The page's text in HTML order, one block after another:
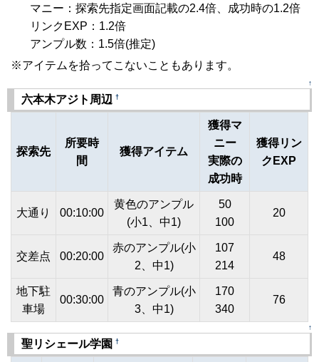
マニー：探索先指定画面記載の2.4倍、成功時の1.2倍
リンクEXP：1.2倍
アンプル数：1.5倍(推定)
※アイテムを拾ってこないこともあります。
↑
六本木アジト周辺 †
探索先
所要時
間
獲得アイテム
獲得マ
ニー
実際の
成功時
獲得リン
クEXP
大通り 00:10:00
黄色のアンプル
(小1、中1)
50
100
20
交差点 00:20:00
赤のアンプル(小
2、中1)
107
214
48
地下駐
車場
00:30:00
青のアンプル(小
3、中1)
170
340
76
↑
聖リシェール学園 †